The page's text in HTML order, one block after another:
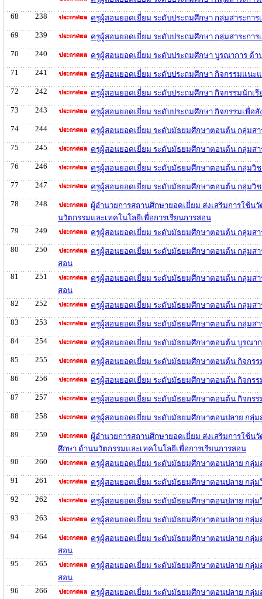
68
238
ครูผู้สอนยอดเยี่ยม ระดับประถมศึกษา กลุ่มสาระกา
69
239
ครูผู้สอนยอดเยี่ยม ระดับประถมศึกษา กลุ่มสาระกา
70
240
ครูผู้สอนยอดเยี่ยม ระดับประถมศึกษา บูรณาการ ด้
71
241
ครูผู้สอนยอดเยี่ยม ระดับประถมศึกษา กิจกรรมแนะ
72
242
ครูผู้สอนยอดเยี่ยม ระดับประถมศึกษา กิจกรรมนักเ
73
243
ครูผู้สอนยอดเยี่ยม ระดับประถมศึกษา กิจกรรมเพื่อ
74
244
ครูผู้สอนยอดเยี่ยม ระดับมัธยมศึกษาตอนต้น กลุ่มสา
75
245
ครูผู้สอนยอดเยี่ยม ระดับมัธยมศึกษาตอนต้น กลุ่มส
76
246
ครูผู้สอนยอดเยี่ยม ระดับมัธยมศึกษาตอนต้น กลุ่มวิ
77
247
ครูผู้สอนยอดเยี่ยม ระดับมัธยมศึกษาตอนต้น กลุ่มวิ
78
248
ผู้อำนวยการสถานศึกษายอดเยี่ยม ส่งเสริมการใช้น
นวัตกรรมและเทคโนโลยีเพื่อการเรียนการสอน
79
249
ครูผู้สอนยอดเยี่ยม ระดับมัธยมศึกษาตอนต้น กลุ่มสา
80
250
ครูผู้สอนยอดเยี่ยม ระดับมัธยมศึกษาตอนต้น กลุ่มสา
สอน
81
251
ครูผู้สอนยอดเยี่ยม ระดับมัธยมศึกษาตอนต้น กลุ่มสา
สอน
82
252
ครูผู้สอนยอดเยี่ยม ระดับมัธยมศึกษาตอนต้น กลุ่มสา
83
253
ครูผู้สอนยอดเยี่ยม ระดับมัธยมศึกษาตอนต้น กลุ่มสา
84
254
ครูผู้สอนยอดเยี่ยม ระดับมัธยมศึกษาตอนต้น บูรณา
85
255
ครูผู้สอนยอดเยี่ยม ระดับมัธยมศึกษาตอนต้น กิจกร
86
256
ครูผู้สอนยอดเยี่ยม ระดับมัธยมศึกษาตอนต้น กิจกร
87
257
ครูผู้สอนยอดเยี่ยม ระดับมัธยมศึกษาตอนต้น กิจกร
88
258
ครูผู้สอนยอดเยี่ยม ระดับมัธยมศึกษาตอนปลาย กลุ่ม
89
259
ผู้อำนวยการสถานศึกษายอดเยี่ยม ส่งเสริมการใช้น
ศึกษา ด้านนวัตกรรมและเทคโนโลยีเพื่อการเรียนการสอน
90
260
ครูผู้สอนยอดเยี่ยม ระดับมัธยมศึกษาตอนปลาย กลุ่ม
91
261
ครูผู้สอนยอดเยี่ยม ระดับมัธยมศึกษาตอนปลาย กลุ่ม
92
262
ครูผู้สอนยอดเยี่ยม ระดับมัธยมศึกษาตอนปลาย กลุ่ม
93
263
ครูผู้สอนยอดเยี่ยม ระดับมัธยมศึกษาตอนปลาย กลุ่ม
94
264
ครูผู้สอนยอดเยี่ยม ระดับมัธยมศึกษาตอนปลาย กลุ่ม
สอน
95
265
ครูผู้สอนยอดเยี่ยม ระดับมัธยมศึกษาตอนปลาย กลุ่ม
สอน
96
266 ครูผู้สอนยอดเยี่ยม ระดับมัธยมศึกษาตอนปลาย กลุ่ม